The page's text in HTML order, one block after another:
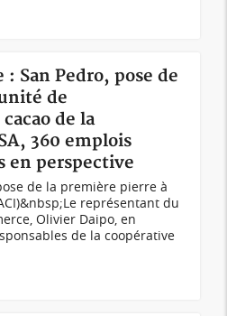
San Pedro, pose de
de
de la
360 emplois
en perspective
de la première pierre à
représentant du
Olivier Daipo, en
de la coopérative